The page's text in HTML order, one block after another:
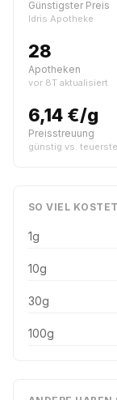
Günstigster Preis
Idris Apotheke
28
Apotheken
vor 8T aktualisiert
6,14 €/g
Preisstreuung
günstig vs. teuerste
SO VIEL
1g
10g
30g
100g